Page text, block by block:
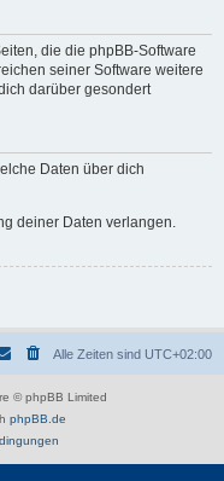
die die phpBB-Software
seiner Software weitere
darüber gesondert
Daten über dich
deiner Daten verlangen.
Alle Zeiten sind UTC+02:00
© phpBB Limited
phpBB.de